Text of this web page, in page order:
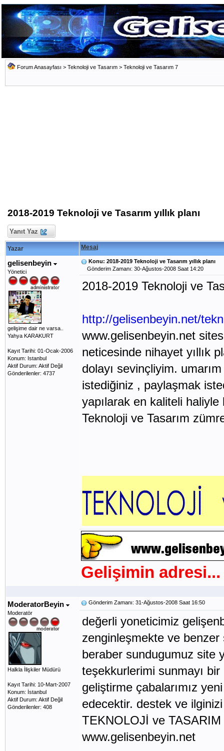
Forum Anasayfası > Teknoloji ve Tasarım > Teknoloji ve Tasarım 7
2018-2019 Teknoloji ve Tasarım yıllık planı
Yanıt Yaz
Yazar Mesaj
gelisenbeyin
Yönetici
gelişime dair ne varsa..
Yahya KARAKURT
Kayıt Tarihi: 01-Ocak-2006
Konum: Istanbul
Aktif Durum: Aktif Değil
Gönderilenler: 4737
Konu: 2018-2019 Teknoloji ve Tasarım yıllık planı
Gönderim Zamanı: 30-Ağustos-2008 Saat 14:20
2018-2019 Teknoloji ve
http://gelisenbeyin.net/
www.gelisenbeyin.net
neticesinde nihayet yıllık
dolayı sevinçliyim.
istediğiniz , paylaşmak
yapılarak en kaliteli haliyle
Teknoloji ve Tasarım
Gelişimin adresi...
ModeratorBeyin
Moderatör
Halkla İlişkiler Müdürü
Kayıt Tarihi: 10-Mart-2007
Konum: İstanbul
Aktif Durum: Aktif Değil
Gönderilenler: 408
Gönderim Zamanı: 31-Ağustos-2008 Saat 16:50
değerli yoneticimiz
zenginleşmekte ve
beraber sundugumuz site
teşekkurlerimi sunmayı
geliştirme çabalarımız
edecektir. destek ve
TEKNOLOJİ ve TASARIM
www.gelisenbeyin.net